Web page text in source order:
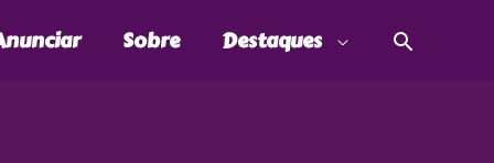
Sobre Destaques